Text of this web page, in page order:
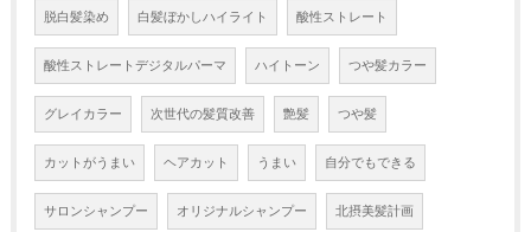
脱白髪染め 白髪ぼかしハイライト 酸性ストレート
酸性ストレートデジタルパーマ ハイトーン つや髪カラー
グレイカラー 次世代の髪質改善 艶髪 つや髪
カットがうまい ヘアカット うまい 自分でもできる
サロンシャンプー オリジナルシャンプー 北摂美髪計画